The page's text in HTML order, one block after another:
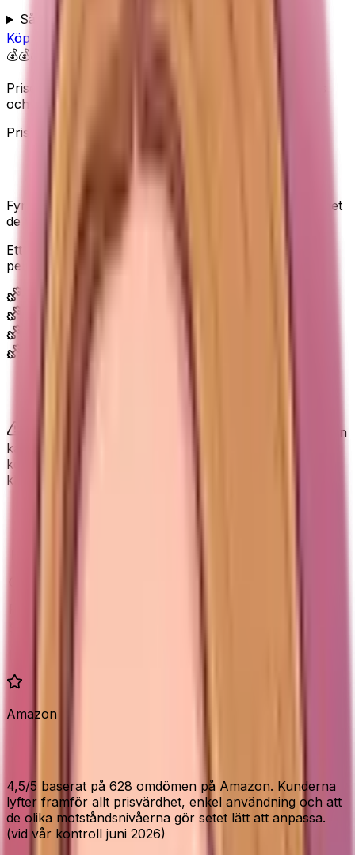
Så bedömer Elin
Köp
💰💰💰
Priset visas inte här eftersom Amazon kan ändra pris
och lagerstatus.
Prisvärt val
Mycket träningsband för en låg peng.
Fyra motståndsnivåer (8–85 lbs) i 100% naturlatex – det
de flesta vill ha, utan premiumpris.
Ett smart förstaval för hemmaträning – mycket för
pengarna.
Morgonpasset
Yoga, pilates & rehab
Inte perfekt, men bra att veta
Banden levereras vakuumförpackade så små märken
kan förekomma, och en mycket van lyftare vill kanske
kombinera två band - men för priset är det svårt att
klaga.
Amazon
4,5/5 baserat på 628 omdömen på Amazon. Kunderna
lyfter framför allt prisvärdhet, enkel användning och att
de olika motståndsnivåerna gör setet lätt att anpassa.
(vid vår kontroll juni 2026)